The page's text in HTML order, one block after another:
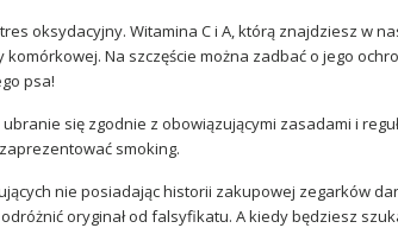
oksydacyjny. Witamina C i A, którą znajdziesz w
Na szczęście można zadbać o jego
psa!
się zgodnie z obowiązującymi zasadami i
smoking.
nie posiadając historii zakupowej zegarków
oryginał od falsyfikatu. A kiedy będziesz